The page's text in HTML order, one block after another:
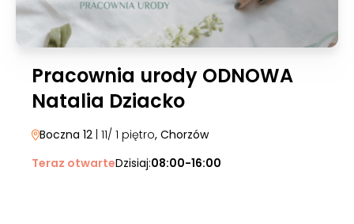
Pracownia urody ODNOWA
Natalia Dziacko
Boczna 12 | 11/ 1 piętro, Chorzów
Teraz otwarteDzisiaj:08:00-16:00